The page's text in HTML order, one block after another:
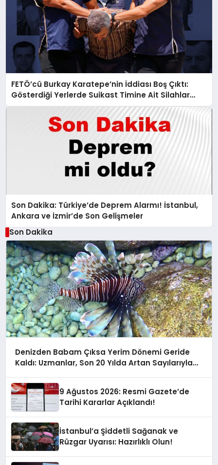
FETÖ’cü Burkay Karatepe’nin İddiası Boş Çıktı:
Gösterdiği Yerlerde Suikast Timine Ait Silahlar
Bulunamadı!
Son Dakika: Türkiye’de Deprem Alarmı! İstanbul,
Ankara ve İzmir’de Son Gelişmeler
Son Dakika
Denizden Babam Çıksa Yerim Dönemi Geride
Kaldı: Uzmanlar, Son 20 Yılda Artan Sayılarıyla
9 Ağustos 2026: Resmi Gazete’de
Tarihi Kararlar Açıklandı!
İstanbul’a Şiddetli Sağanak ve
Rüzgar Uyarısı: Hazırlıklı Olun!